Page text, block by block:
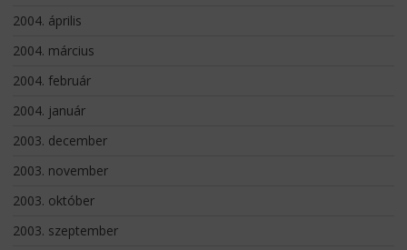
2004. április
2004. március
2004. február
2004. január
2003. december
2003. november
2003. október
2003. szeptember